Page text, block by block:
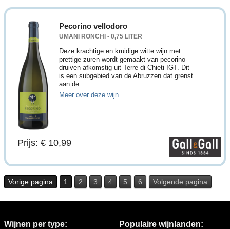
Pecorino vellodoro
UMANI RONCHI - 0,75 LITER
Deze krachtige en kruidige witte wijn met
prettige zuren wordt gemaakt van pecorino-
druiven afkomstig uit Terre di Chieti IGT. Dit
is een subgebied van de Abruzzen dat grenst
aan de ...
Meer over deze wijn
Prijs: € 10,99
Vorige pagina 1 2 3 4 5 6 Volgende pagina
Wijnen per type: Populaire wijnlanden: